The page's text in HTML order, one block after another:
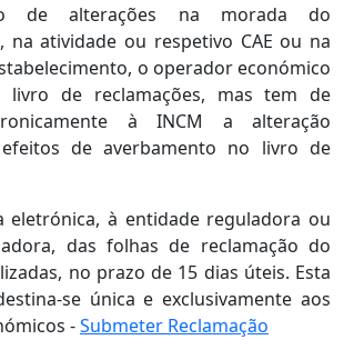
alterações na morada do
na atividade ou respetivo CAE ou na
o operador económico
de reclamações, mas tem de
à INCM a alteração
de averbamento no livro de
eletrónica, à entidade reguladora ou
das folhas de reclamação do
no prazo de 15 dias úteis. Esta
se única e exclusivamente aos
-Submeter Reclamação